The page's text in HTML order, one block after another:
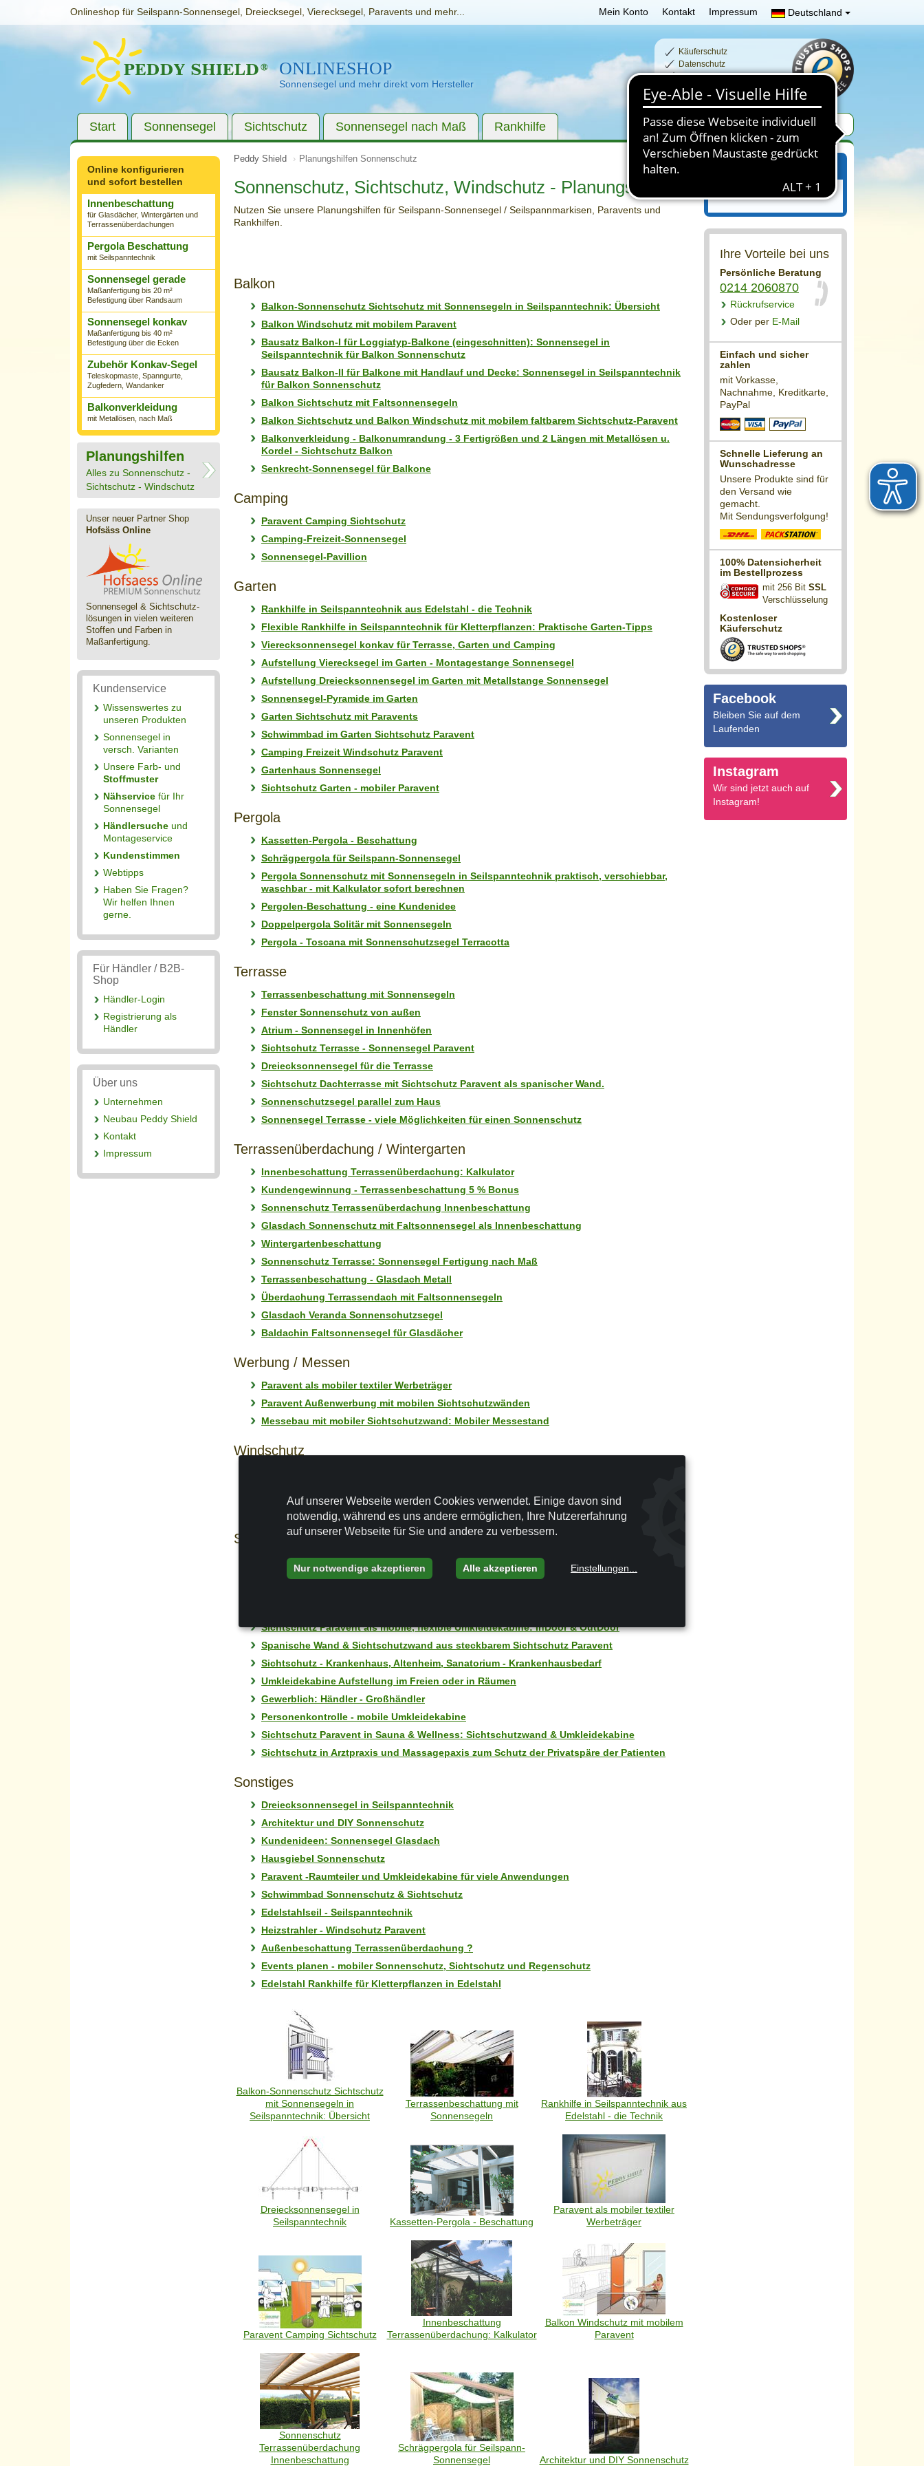
Onlineshop für Seilspann-Sonnensegel, Dreiecksegel, Vierecksegel, Paravents und mehr... Mein Konto Kontakt Impressum Deutschland
ONLINESHOP
Sonnensegel und mehr direkt vom Hersteller
Käuferschutz
Datenschutz
Schnelle Lieferzeiten
Sichere Zahlung
Start Sonnensegel Sichtschutz Sonnensegel nach Maß Rankhilfe
Peddy Shield Planungshilfen Sonnenschutz
Sonnenschutz, Sichtschutz, Windschutz - Planungshilfen
Nutzen Sie unsere Planungshilfen für Seilspann-Sonnensegel / Seilspannmarkisen, Paravents und
Rankhilfen.
Balkon
Balkon-Sonnenschutz Sichtschutz mit Sonnensegeln in Seilspanntechnik: Übersicht
Balkon Windschutz mit mobilem Paravent
Bausatz Balkon-I für Loggiatyp-Balkone (eingeschnitten): Sonnensegel in
Seilspanntechnik für Balkon Sonnenschutz
Bausatz Balkon-II für Balkone mit Handlauf und Decke: Sonnensegel in Seilspanntechnik
für Balkon Sonnenschutz
Balkon Sichtschutz mit Faltsonnensegeln
Balkon Sichtschutz und Balkon Windschutz mit mobilem faltbarem Sichtschutz-Paravent
Balkonverkleidung - Balkonumrandung - 3 Fertigrößen und 2 Längen mit Metallösen u.
Kordel - Sichtschutz Balkon
Senkrecht-Sonnensegel für Balkone
Camping
Paravent Camping Sichtschutz
Camping-Freizeit-Sonnensegel
Sonnensegel-Pavillion
Garten
Rankhilfe in Seilspanntechnik aus Edelstahl - die Technik
Flexible Rankhilfe in Seilspanntechnik für Kletterpflanzen: Praktische Garten-Tipps
Vierecksonnensegel konkav für Terrasse, Garten und Camping
Aufstellung Vierecksegel im Garten - Montagestange Sonnensegel
Aufstellung Dreiecksonnensegel im Garten mit Metallstange Sonnensegel
Sonnensegel-Pyramide im Garten
Garten Sichtschutz mit Paravents
Schwimmbad im Garten Sichtschutz Paravent
Camping Freizeit Windschutz Paravent
Gartenhaus Sonnensegel
Sichtschutz Garten - mobiler Paravent
Pergola
Kassetten-Pergola - Beschattung
Schrägpergola für Seilspann-Sonnensegel
Pergola Sonnenschutz mit Sonnensegeln in Seilspanntechnik praktisch, verschiebbar,
waschbar - mit Kalkulator sofort berechnen
Pergolen-Beschattung - eine Kundenidee
Doppelpergola Solitär mit Sonnensegeln
Pergola - Toscana mit Sonnenschutzsegel Terracotta
Terrasse
Terrassenbeschattung mit Sonnensegeln
Fenster Sonnenschutz von außen
Atrium - Sonnensegel in Innenhöfen
Sichtschutz Terrasse - Sonnensegel Paravent
Dreiecksonnensegel für die Terrasse
Sichtschutz Dachterrasse mit Sichtschutz Paravent als spanischer Wand.
Sonnenschutzsegel parallel zum Haus
Sonnensegel Terrasse - viele Möglichkeiten für einen Sonnenschutz
Terrassenüberdachung / Wintergarten
Innenbeschattung Terrassenüberdachung: Kalkulator
Kundengewinnung - Terrassenbeschattung 5 % Bonus
Sonnenschutz Terrassenüberdachung Innenbeschattung
Glasdach Sonnenschutz mit Faltsonnensegel als Innenbeschattung
Wintergartenbeschattung
Sonnenschutz Terrasse: Sonnensegel Fertigung nach Maß
Terrassenbeschattung - Glasdach Metall
Überdachung Terrassendach mit Faltsonnensegeln
Glasdach Veranda Sonnenschutzsegel
Baldachin Faltsonnensegel für Glasdächer
Werbung / Messen
Paravent als mobiler textiler Werbeträger
Paravent Außenwerbung mit mobilen Sichtschutzwänden
Messebau mit mobiler Sichtschutzwand: Mobiler Messestand
Windschutz
Sichtschutz
Sichtschutz Paravent auf dem Balkon
Sichtschutz Terrasse mit Sonnensegeln und Paravent
Sichtschutz Paravent als mobile, flexible Umkleidekabine: InDoor & OutDoor
Spanische Wand & Sichtschutzwand aus steckbarem Sichtschutz Paravent
Sichtschutz - Krankenhaus, Altenheim, Sanatorium - Krankenhausbedarf
Umkleidekabine Aufstellung im Freien oder in Räumen
Gewerblich: Händler - Großhändler
Personenkontrolle - mobile Umkleidekabine
Sichtschutz Paravent in Sauna & Wellness: Sichtschutzwand & Umkleidekabine
Sichtschutz in Arztpraxis und Massagepaxis zum Schutz der Privatspäre der Patienten
Sonstiges
Dreiecksonnensegel in Seilspanntechnik
Architektur und DIY Sonnenschutz
Kundenideen: Sonnensegel Glasdach
Hausgiebel Sonnenschutz
Paravent -Raumteiler und Umkleidekabine für viele Anwendungen
Schwimmbad Sonnenschutz & Sichtschutz
Edelstahlseil - Seilspanntechnik
Heizstrahler - Windschutz Paravent
Außenbeschattung Terrassenüberdachung ?
Events planen - mobiler Sonnenschutz, Sichtschutz und Regenschutz
Edelstahl Rankhilfe für Kletterpflanzen in Edelstahl
Balkon-Sonnenschutz Sichtschutz
mit Sonnensegeln in
Seilspanntechnik: Übersicht
Terrassenbeschattung mit
Sonnensegeln
Rankhilfe in Seilspanntechnik aus
Edelstahl - die Technik
Dreiecksonnensegel in
Seilspanntechnik
Kassetten-Pergola - Beschattung
Paravent als mobiler textiler
Werbeträger
Paravent Camping Sichtschutz
Innenbeschattung
Terrassenüberdachung: Kalkulator
Balkon Windschutz mit mobilem
Paravent
Sonnenschutz
Terrassenüberdachung
Innenbeschattung
Schrägpergola für Seilspann-
Sonnensegel
Architektur und DIY Sonnenschutz
Ihr Einkaufswagen ist leer.
Ihre Vorteile bei uns
Persönliche Beratung
0214 2060870
Rückrufservice
Oder per E-Mail
Einfach und sicher
zahlen
mit Vorkasse,
Nachnahme, Kreditkarte,
PayPal
Schnelle Lieferung an
Wunschadresse
Unsere Produkte sind für
den Versand wie
gemacht.
Mit Sendungsverfolgung!
100% Datensicherheit
im Bestellprozess
mit 256 Bit SSL
Verschlüsselung
Kostenloser
Käuferschutz
Facebook
Bleiben Sie auf dem
Laufenden
Instagram
Wir sind jetzt auch auf
Instagram!
Online konfigurieren
und sofort bestellen
Innenbeschattung
für Glasdächer, Wintergärten und
Terrassenüberdachungen
Pergola Beschattung
mit Seilspanntechnik
Sonnensegel gerade
Maßanfertigung bis 20 m²
Befestigung über Randsaum
Sonnensegel konkav
Maßanfertigung bis 40 m²
Befestigung über die Ecken
Zubehör Konkav-Segel
Teleskopmaste, Spanngurte,
Zugfedern, Wandanker
Balkonverkleidung
mit Metallösen, nach Maß
Planungshilfen
Alles zu Sonnenschutz -
Sichtschutz - Windschutz
Unser neuer Partner Shop
Hofsäss Online
Sonnensegel & Sichtschutz­
lösungen in vielen weiteren
Stoffen und Farben in
Maßanfertigung.
Kundenservice
Wissenswertes zu
unseren Produkten
Sonnensegel in
versch. Varianten
Unsere Farb- und
Stoffmuster
Nähservice für Ihr
Sonnensegel
Händlersuche und
Montageservice
Kundenstimmen
Webtipps
Haben Sie Fragen?
Wir helfen Ihnen
gerne.
Für Händler / B2B-
Shop
Händler-Login
Registrierung als
Händler
Über uns
Unternehmen
Neubau Peddy Shield
Kontakt
Impressum
Auf unserer Webseite werden Cookies verwendet. Einige davon sind
notwendig, während es uns andere ermöglichen, Ihre Nutzererfahrung
auf unserer Webseite für Sie und andere zu verbessern.
Nur notwendige akzeptieren Alle akzeptieren Einstellungen